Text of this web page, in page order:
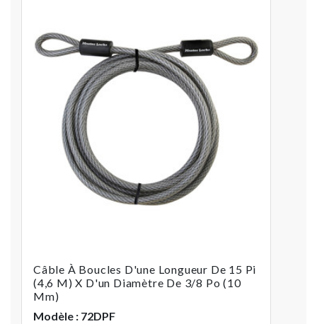
Câble À Boucles D'une Longueur De 15 Pi
(4,6 M) X D'un Diamètre De 3/8 Po (10
Mm)
Modèle : 72DPF